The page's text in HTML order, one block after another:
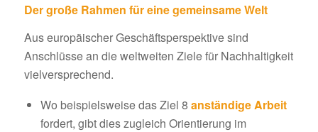
Der große Rahmen für eine gemeinsame Welt
Aus europäischer Geschäftsperspektive sind
Anschlüsse an die weltweiten Ziele für Nachhaltigkeit
vielversprechend.
Wo beispielsweise das Ziel 8 anständige Arbeit
fordert, gibt dies zugleich Orientierung im